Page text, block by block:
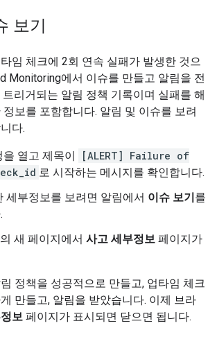
보기
임 체크에 2회 연속 실패가 발생한 것으
Monitoring에서 이슈를 만들고 알림을 전
트리거되는 알림 정책 기록이며 실패를 해
보를 포함합니다. 알림 및 이슈를 보려
다.
열고 제목이
[ALERT] Failure of
로 시작하는 메시지를 확인합니다.
세부정보를 보려면 알림에서 이슈 보기를
의 새 페이지에서 사고 세부정보 페이지가
정책을 성공적으로 만들고, 업타임 체크
만들고, 알림을 받았습니다. 이제 브라
보 페이지가 표시되면 닫으면 됩니다.